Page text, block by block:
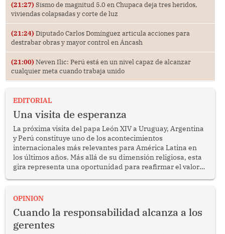
(21:27) Sismo de magnitud 5.0 en Chupaca deja tres heridos,
viviendas colapsadas y corte de luz
(21:24) Diputado Carlos Domínguez articula acciones para
destrabar obras y mayor control en Áncash
(21:00) Neven Ilic: Perú está en un nivel capaz de alcanzar
cualquier meta cuando trabaja unido
EDITORIAL
Una visita de esperanza
La próxima visita del papa León XIV a Uruguay, Argentina
y Perú constituye uno de los acontecimientos
internacionales más relevantes para América Latina en
los últimos años. Más allá de su dimensión religiosa, esta
gira representa una oportunidad para reafirmar el valor
enfrenta desafíos en materia de desarrollo, cohesión
OPINION
Cuando la responsabilidad alcanza a los
gerentes